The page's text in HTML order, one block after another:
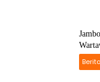
Berita